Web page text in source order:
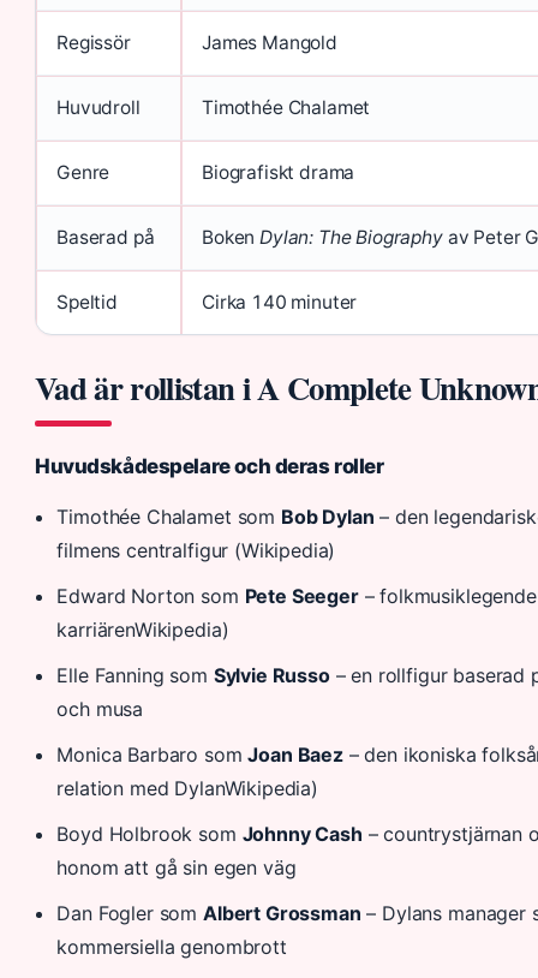
Regissör James Mangold
Huvudroll Timothée Chalamet
Genre Biografiskt drama
Baserad på Boken Dylan: The Biographyav Peter
Speltid Cirka 140 minuter
Vad är rollistan i A Complete
Huvudskådespelare och deras roller
Timothée Chalamet som Bob Dylan – den
filmens centralfigur (Wikipedia)
Edward Norton som Pete Seeger–
karriärenWikipedia)
Elle Fanning som Sylvie Russo– en rollfigur baserad
och musa
Monica Barbaro somJoan Baez– den ikoniska
relation med DylanWikipedia)
Boyd Holbrook som Johnny Cash – countrystjärnan
honom att gå sin egen väg
Dan Fogler som Albert Grossman – Dylans manager
kommersiella genombrott